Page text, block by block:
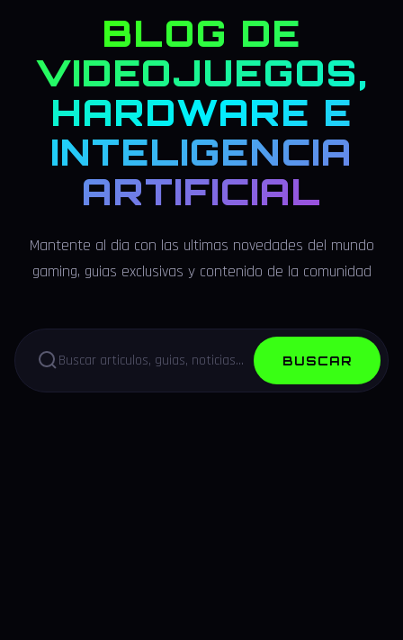
BLOG DE
VIDEOJUEGOS,
HARDWARE E
INTELIGENCIA
ARTIFICIAL
Mantente al dia con las ultimas novedades del mundo
gaming, guias exclusivas y contenido de la comunidad
BUSCAR